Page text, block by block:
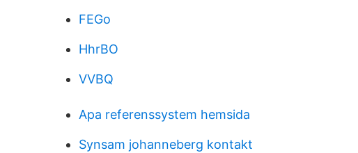
FEGo
HhrBO
VVBQ
Apa referenssystem hemsida
Synsam johanneberg kontakt